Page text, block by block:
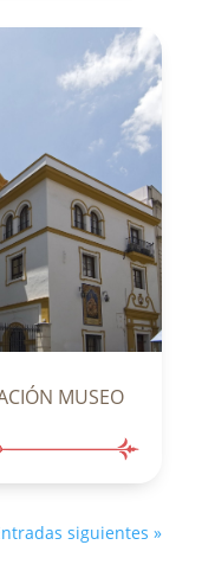
MUSEO
siguientes »